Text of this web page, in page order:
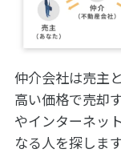
仲介会社は売主
高い価格で売却
やインターネッ
なる人を探します